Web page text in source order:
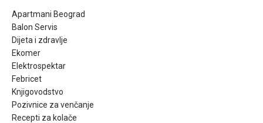
Apartmani Beograd
Balon Servis
Dijeta i zdravlje
Ekomer
Elektrospektar
Febricet
Knjigovodstvo
Pozivnice za venčanje
Recepti za kolače